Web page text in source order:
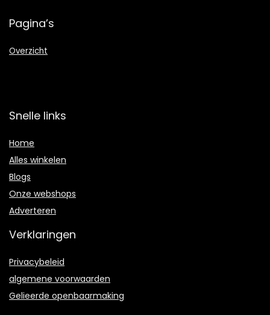
Pagina’s
Overzicht
Snelle links
Home
Alles winkelen
Blogs
Onze webshops
Adverteren
Verklaringen
Privacybeleid
algemene voorwaarden
Gelieerde openbaarmaking